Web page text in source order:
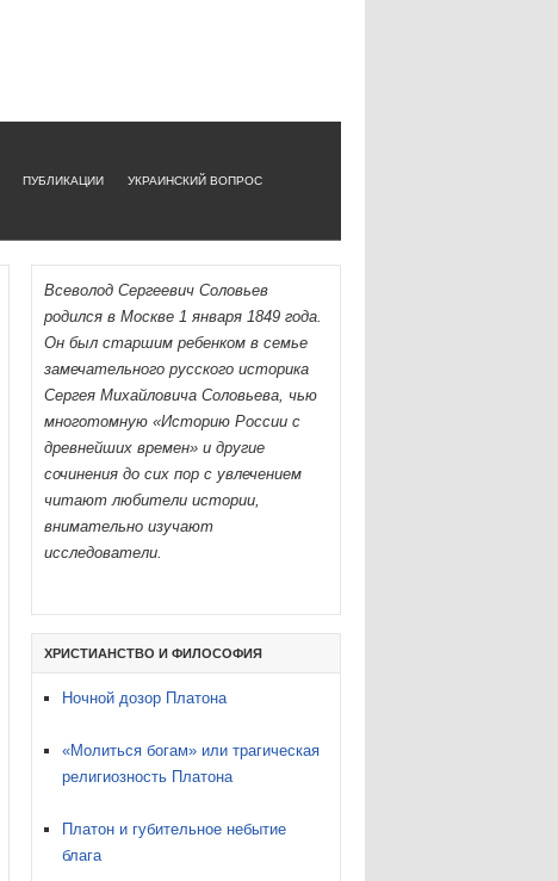
ПУБЛИКАЦИИ УКРАИНСКИЙ ВОПРОС
Всеволод Сергеевич Соловьев
родился в Москве 1 янва­ря 1849 года.
Он был старшим ребенком в семье
замечательно­го русского историка
Сергея Михайловича Соловьева, чью
многотомную «Историю России с
древнейших времен» и дру­гие
сочинения до сих пор с увлечением
читают любители ис­тории,
внимательно изучают
исследователи.
ХРИСТИАНСТВО И ФИЛОСОФИЯ
Ночной дозор Платона
«Молиться богам» или трагическая
религиозность Платона
Платон и губительное небытие
блага